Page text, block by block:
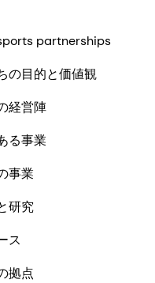
partnerships
の目的と価値観
経営陣
る事業
事業
研究
ス
拠点